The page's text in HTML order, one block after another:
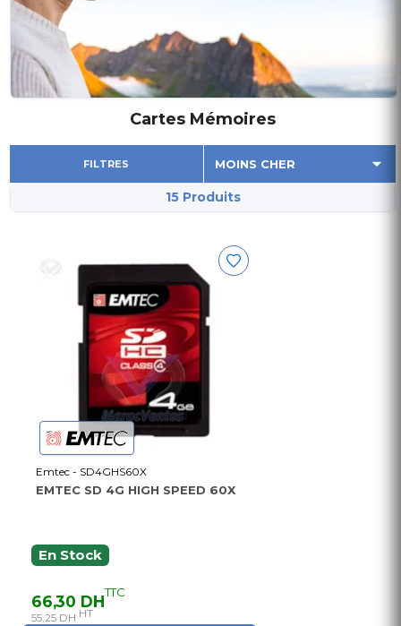
Cartes Mémoires
FILTRES
15 Produits
Emtec - SD4GHS60X
EMTEC SD 4G HIGH SPEED 60X
En Stock
66,30 DHTTC
55,25 DH HT